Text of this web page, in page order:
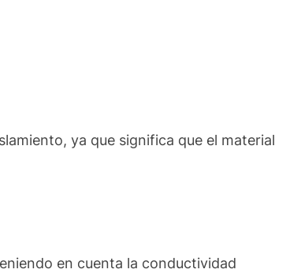
ya que significa que el material
en cuenta la conductividad